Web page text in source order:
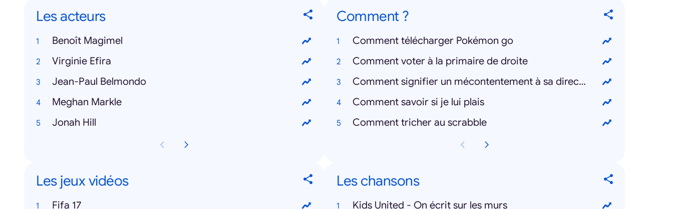
Les acteurs
Benoît Magimel
Virginie Efira
Jean-Paul Belmondo
Meghan Markle
Jonah Hill
Comment ?
Comment télécharger Pokémon go
Comment voter à la primaire de droite
Comment signifier un mécontentement à sa direction
Comment savoir si je lui plais
Comment tricher au scrabble
Les jeux vidéos
Fifa 17
Les chansons
Kids United - On écrit sur les murs